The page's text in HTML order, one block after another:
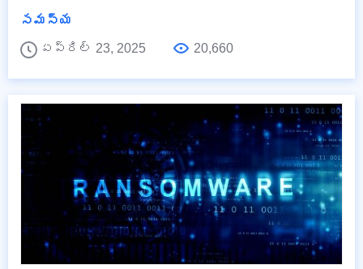
సమస్య
ఏప్రిల్ 23, 2025
20,660